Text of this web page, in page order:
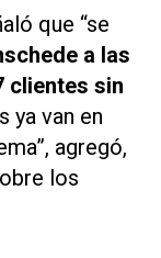
que “se
a las
clientes sin
ya van en
agregó,
los